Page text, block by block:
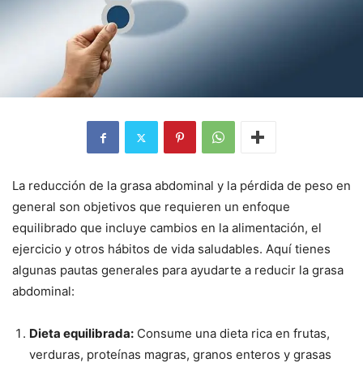
La reducción de la grasa abdominal y la pérdida de peso en
general son objetivos que requieren un enfoque
equilibrado que incluye cambios en la alimentación, el
ejercicio y otros hábitos de vida saludables. Aquí tienes
algunas pautas generales para ayudarte a reducir la grasa
abdominal:
Dieta equilibrada: Consume una dieta rica en frutas,
verduras, proteínas magras, granos enteros y grasas